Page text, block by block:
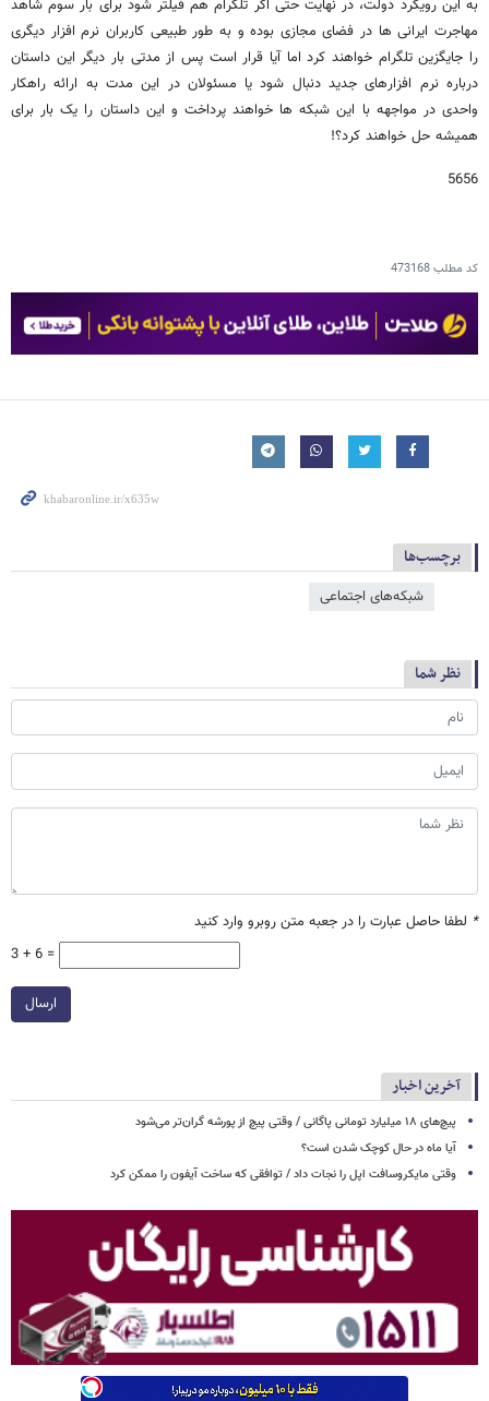
به این رویکرد دولت، در نهایت حتی اگر تلگرام هم فیلتر شود برای بار سوم شاهد
مهاجرت ایرانی ها در فضای مجازی بوده و به طور طبیعی کاربران نرم افزار دیگری
را جایگزین تلگرام خواهند کرد اما آیا قرار است پس از مدتی بار دیگر این داستان
درباره نرم افزارهای جدید دنبال شود یا مسئولان در این مدت به ارائه راهکار
واحدی در مواجهه با این شبکه ها خواهند پرداخت و این داستان را یک بار برای
همیشه حل خواهند کرد؟!
5656
کد مطلب473168
برچسب‌ها
شبکه‌‌های اجتماعی
نظر شما
* لطفا حاصل عبارت را در جعبه متن روبرو وارد کنید
3 + 6 =
ارسال
آخرین اخبار
پیچ‌های ۱۸ میلیارد تومانی پاگانی / وقتی پیچ از پورشه گران‌تر می‌شود
آیا ماه در حال کوچک شدن است؟
وقتی مایکروسافت اپل را نجات داد / توافقی که ساخت آیفون را ممکن کرد